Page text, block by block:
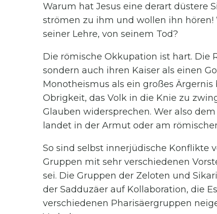
Warum hat Jesus eine derart düstere
strömen zu ihm und wollen ihn
seiner Lehre, von seinem Tod?
Die römische Okkupation ist hart. Die
sondern auch ihren Kaiser als einen
Monotheismus als ein großes
Obrigkeit, das Volk in die Knie zu
Glauben widersprechen. Wer also
landet in der Armut oder am
So sind selbst innerjüdische Konflikte
Gruppen mit sehr verschiedenen
sei. Die Gruppen der Zeloten und
der Sadduzäer auf Kollaboration, die
verschiedenen Pharisäergruppen